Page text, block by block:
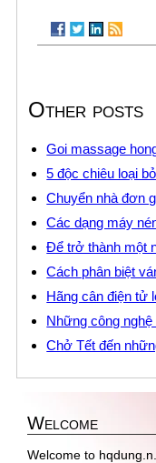
Other posts
Goi massage
5 độc chiêu loại
Chuyển nhà đơn
Các dạng máy
Để trở thành một
Cách phân biệt
Hãng cân điện tử
Những công
Chở Tết đến
Welcome
Welcome to